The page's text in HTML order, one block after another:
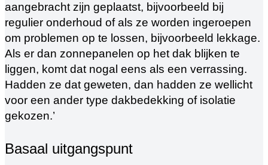
aangebracht zijn geplaatst, bijvoorbeeld bij
regulier onderhoud of als ze worden ingeroepen
om problemen op te lossen, bijvoorbeeld lekkage.
Als er dan zonnepanelen op het dak blijken te
liggen, komt dat nogal eens als een verrassing.
Hadden ze dat geweten, dan hadden ze wellicht
voor een ander type dakbedekking of isolatie
gekozen.’
Basaal uitgangspunt